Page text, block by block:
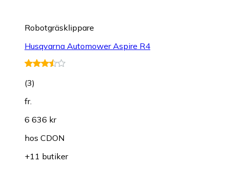
Robotgräsklippare
Husqvarna Automower Aspire R4
(3)
fr.
6 636 kr
hos CDON
+11 butiker